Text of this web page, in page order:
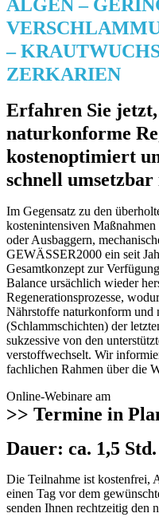
ALGEN –
–
ZERKARIEN
Erfahren Sie
naturkonforme
kostenoptimiert
schnell umsetzbar
Im Gegensatz zu den
kostenintensiven
oder Ausbaggern,
GEWÄSSER2000 ein seit
Gesamtkonzept zur
Balance ursächlich wieder
Regenerationsprozesse,
Nährstoffe naturkonform und
(Schlammschichten) der
sukzessive von den
verstoffwechselt. Wir
fachlichen Rahmen über die
Online-Webinare am
>> Termine in
Dauer: ca. 1,5 Std.
Die Teilnahme ist kostenfrei,
einen Tag vor dem
senden Ihnen rechtzeitig den